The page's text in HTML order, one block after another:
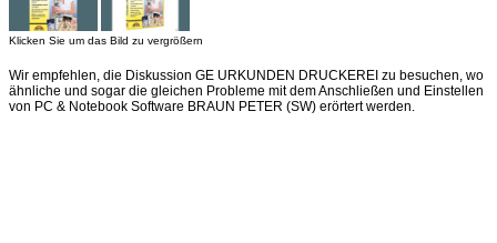
Klicken Sie um das Bild zu vergrößern
Wir empfehlen, die Diskussion GE URKUNDEN DRUCKEREI zu besuchen, wo
ähnliche und sogar die gleichen Probleme mit dem Anschließen und Einstellen
von PC & Notebook Software BRAUN PETER (SW) erörtert werden.